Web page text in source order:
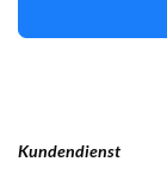
Kundendienst